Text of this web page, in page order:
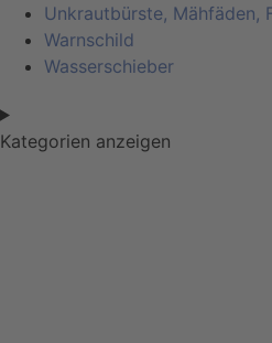
Unkrautbürste, Mähfäden,
Warnschild
Wasserschieber
Kategorien anzeigen